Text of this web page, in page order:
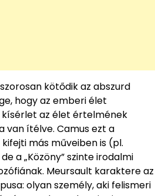
kötődik az abszurd
hogy az emberi élet
az élet értelmének
van ítélve. Camus ezt a
más műveiben is (pl.
a „Közöny” szinte irodalmi
Meursault karaktere az
olyan személy, aki felismeri